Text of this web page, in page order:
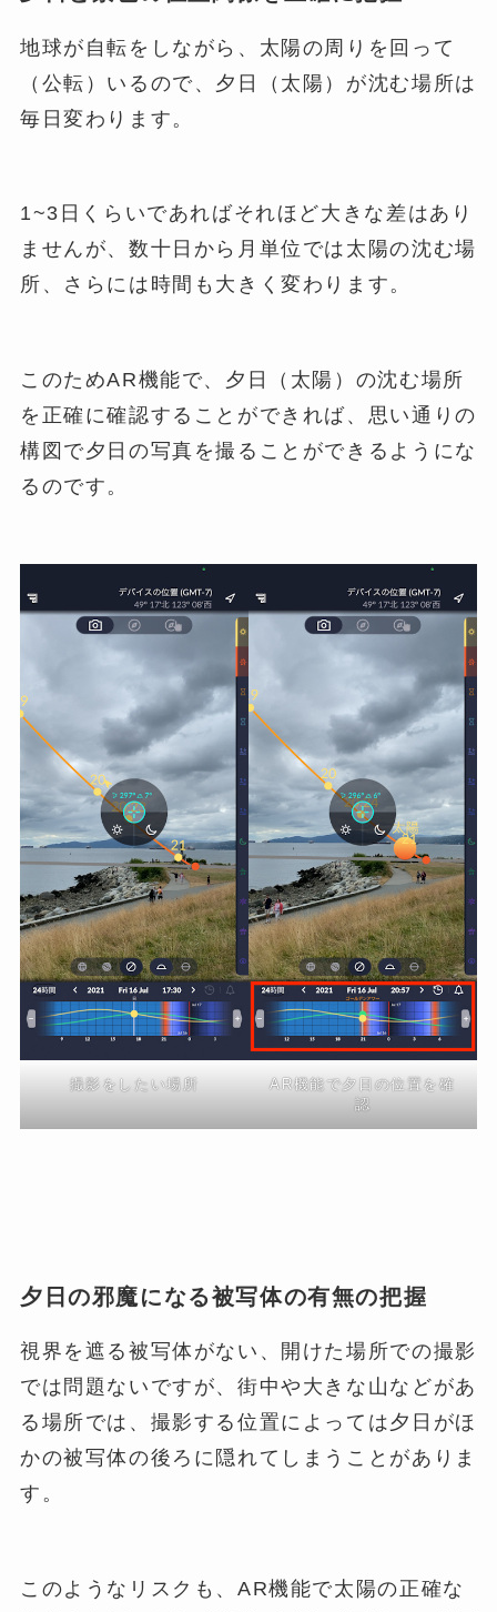
地球が自転をしながら、太陽の周りを回って
（公転）いるので、夕日（太陽）が沈む場所は
毎日変わります。
1~3日くらいであればそれほど大きな差はあり
ませんが、数十日から月単位では太陽の沈む場
所、さらには時間も大きく変わります。
このためAR機能で、夕日（太陽）の沈む場所
を正確に確認することができれば、思い通りの
構図で夕日の写真を撮ることができるようにな
るのです。
撮影をしたい場所
AR機能で夕日の位置を確
認
夕日の邪魔になる被写体の有無の把握
視界を遮る被写体がない、開けた場所での撮影
では問題ないですが、街中や大きな山などがあ
る場所では、撮影する位置によっては夕日がほ
かの被写体の後ろに隠れてしまうことがありま
す。
このようなリスクも、AR機能で太陽の正確な